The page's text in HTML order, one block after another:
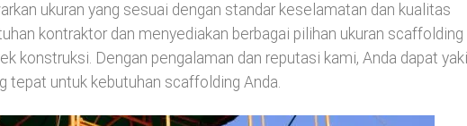
ukuran yang sesuai dengan standar keselamatan dan kualitas
kontraktor dan menyediakan berbagai pilihan ukuran scaffolding
konstruksi. Dengan pengalaman dan reputasi kami, Anda dapat
tepat untuk kebutuhan scaffolding Anda.